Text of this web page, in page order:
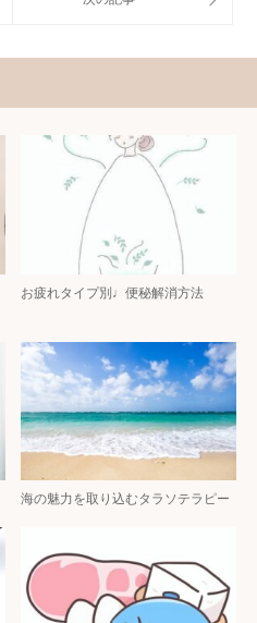
お疲れタイプ別♩便秘解消方法
海の魅力を取り込むタラソテラピー